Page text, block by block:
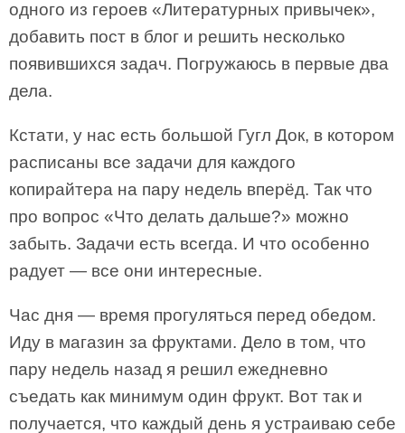
одного из героев «Литературных привычек»,
добавить пост в блог и решить несколько
появившихся задач. Погружаюсь в первые два
дела.
Кстати, у нас есть большой Гугл Док, в котором
расписаны все задачи для каждого
копирайтера на пару недель вперёд. Так что
про вопрос «Что делать дальше?» можно
забыть. Задачи есть всегда. И что особенно
радует — все они интересные.
Час дня — время прогуляться перед обедом.
Иду в магазин за фруктами. Дело в том, что
пару недель назад я решил ежедневно
съедать как минимум один фрукт. Вот так и
получается, что каждый день я устраиваю себе